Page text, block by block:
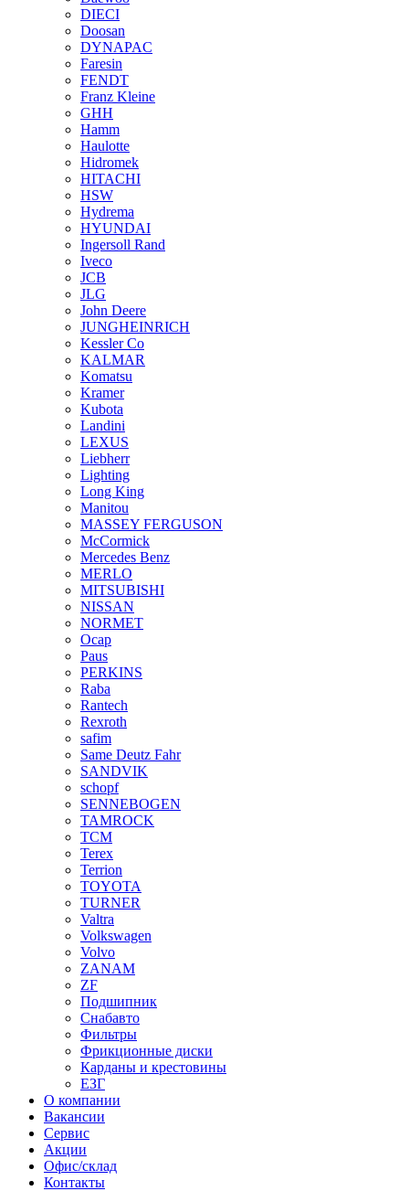
DIECI
Doosan
DYNAPAC
Faresin
FENDT
Franz Kleine
GHH
Hamm
Haulotte
Hidromek
HITACHI
HSW
Hydrema
HYUNDAI
Ingersoll Rand
Iveco
JCB
JLG
John Deere
JUNGHEINRICH
Kessler Co
KALMAR
Komatsu
Kramer
Kubota
Landini
LEXUS
Liebherr
Lighting
Long King
Manitou
MASSEY FERGUSON
McCormick
Mercedes Benz
MERLO
MITSUBISHI
NISSAN
NORMET
Ocap
Paus
PERKINS
Raba
Rantech
Rexroth
safim
Same Deutz Fahr
SANDVIK
schopf
SENNEBOGEN
TAMROCK
TCM
Terex
Terrion
TOYOTA
TURNER
Valtra
Volkswagen
Volvo
ZANAM
ZF
Подшипник
Снабавто
Фильтры
Фрикционные диски
Карданы и крестовины
ЕЗГ
О компании
Вакансии
Сервис
Акции
Офис/склад
Контакты